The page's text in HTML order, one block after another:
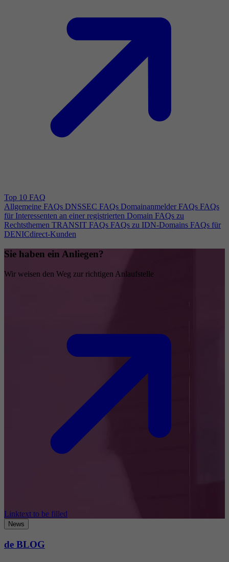
Top 10 FAQ
Allgemeine FAQs DNSSEC FAQs Domainanmelder FAQs FAQs
für Interessenten an einer registrierten Domain FAQs zu
Rechtsthemen TRANSIT FAQs FAQs zu IDN-Domains FAQs für
DENICdirect-Kunden
Sie haben ein Anliegen?
Wir weisen den Weg zur richtigen Anlaufstelle
Linktext to be filled
News
de BLOG